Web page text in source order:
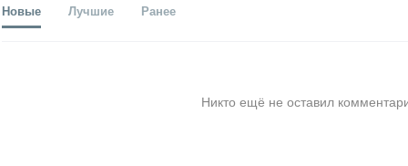
Новые Лучшие Ранее
Никто ещё не оставил